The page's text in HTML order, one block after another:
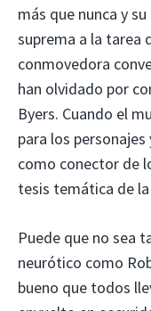
más que nunca y
suprema a la tarea
conmovedora
han olvidado por
Byers. Cuando el
para los
como conector de
tesis temática de la
Puede que no sea
neurótico como
bueno que todos